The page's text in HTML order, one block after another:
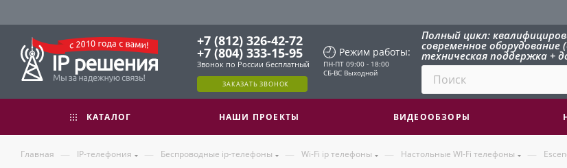
+7 (812) 326-42-72
+7 (804) 333-15-95
Звонок по России бесплатный
ЗАКАЗАТЬ ЗВОНОК
Режим работы:
ПН-ПТ 09:00 - 18:00
СБ-ВС Выходной
Полный цикл:
современное оборудование
техническая поддержка +
КАТАЛОГ НАШИ ПРОЕКТЫ ВИДЕООБЗОРЫ
Главная — IP-телефония — Беспроводные ip-телефоны — Wi-Fi ip телефоны — Настольные WI-Fi телефоны —